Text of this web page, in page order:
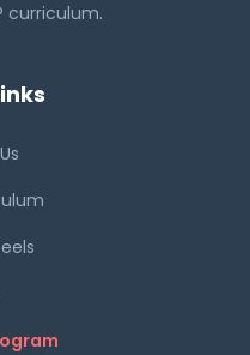
curriculum.